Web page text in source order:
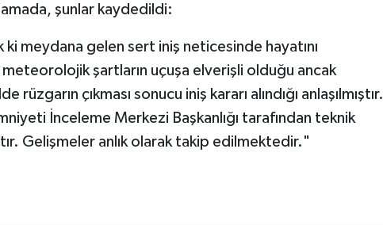
şunlar kaydedildi:
ki meydana gelen sert iniş neticesinde hayatını
meteorolojik şartların uçuşa elverişli olduğu ancak
çıkması sonucu iniş kararı alındığı anlaşılmıştır.
İnceleme Merkezi Başkanlığı tarafından teknik
Gelişmeler anlık olarak takip edilmektedir."